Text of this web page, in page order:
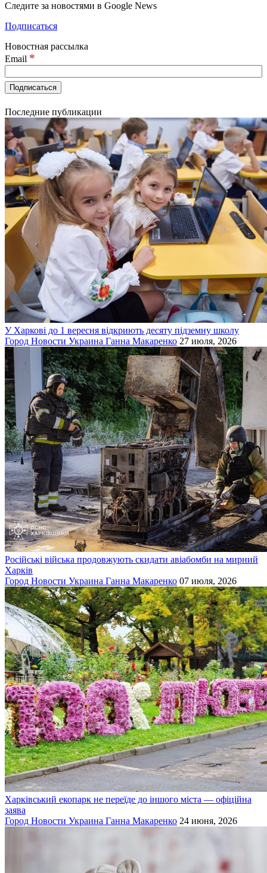
Следите за новостями в Google News
Подписаться
Новостная рассылка
Email *
Последние публикации
У Харкові до 1 вересня відкриють десяту підземну школу
Город Новости Украина Ганна Макаренко 27 июля, 2026
Російські війська продовжують скидати авіабомби на мирний
Харків
Город Новости Украина Ганна Макаренко 07 июля, 2026
Харківський екопарк не переїде до іншого міста — офіційна
заява
Город Новости Украина Ганна Макаренко 24 июня, 2026